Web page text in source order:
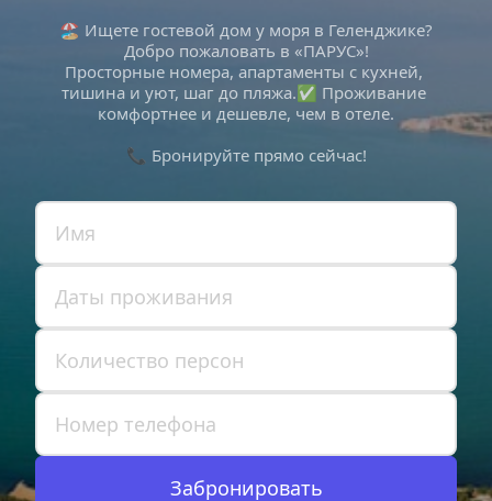
🏖 Ищете гостевой дом у моря в Геленджике?
Добро пожаловать в «ПАРУС»!
Просторные номера, апартаменты с кухней,
тишина и уют, шаг до пляжа.✅ Проживание
комфортнее и дешевле, чем в отеле.
📞 Бронируйте прямо сейчас!
Забронировать